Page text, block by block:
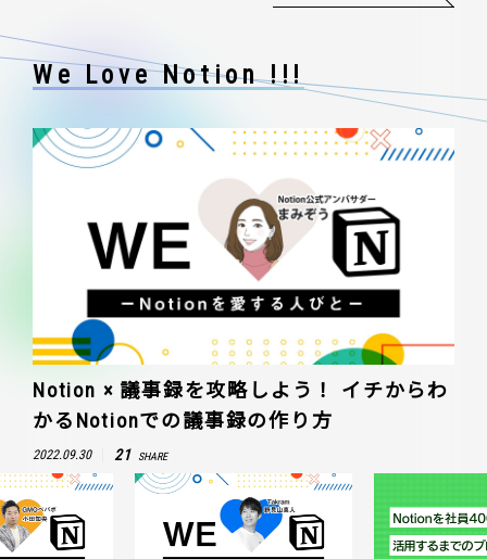
We Love Notion !!!
Notion × 議事録を攻略しよう！ イチからわ
かるNotionでの議事録の作り方
2022.09.30 21 SHARE